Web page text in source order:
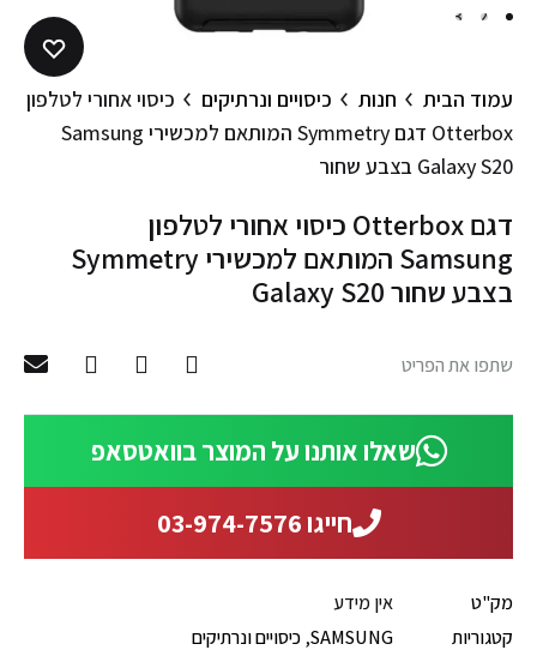
1
2
3
עמוד הבית חנות כיסויים ונרתיקים
כיסוי אחורי לטלפון
Otterbox דגם Symmetry המותאם למכשירי Samsung
Galaxy S20 בצבע שחור
כיסוי אחורי לטלפון Otterbox דגם
Symmetry המותאם למכשירי Samsung
Galaxy S20 בצבע שחור
שתפו את הפריט
שאלו אותנו על המוצר בוואטסאפ
חייגו 03-974-7576
מק"ט
אין מידע
קטגוריות
SAMSUNG
,כיסויים ונרתיקים